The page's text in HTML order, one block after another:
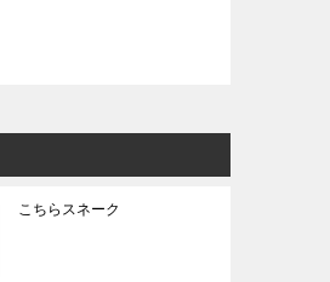
こちらスネーク